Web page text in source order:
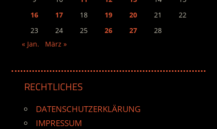
16
17 18 19 20 21
22
23
24 25 26 27
28
« Jan.
März »
RECHTLICHES
DATENSCHUTZERKLÄRUNG
IMPRESSUM